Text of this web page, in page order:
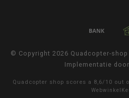
© Copyright 2026 Quadcopter-shop
Implementatie door
Quadcopter shop scores a 8,6/ 10 out